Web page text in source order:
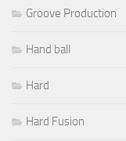
Groove Production
Hand ball
Hard
Hard Fusion